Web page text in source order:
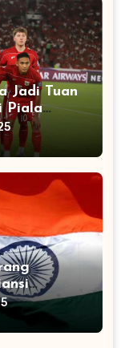
Jadi Tuan
Piala